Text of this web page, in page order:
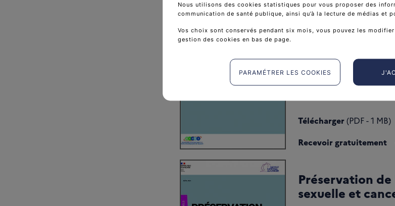
Préservation de
sexuelle et
Télécharger (PDF - 1 MB)
Recevoir gratuitement
Préservation de
sexuelle et
Nous utilisons des cookies statistiques pour vous proposer des
communication de santé publique, ainsi qu’à la lecture de médias et
Vos choix sont conservés pendant six mois, vous pouvez les
gestion des cookies en bas de page.
PARAMÉTRER LES COOKIES